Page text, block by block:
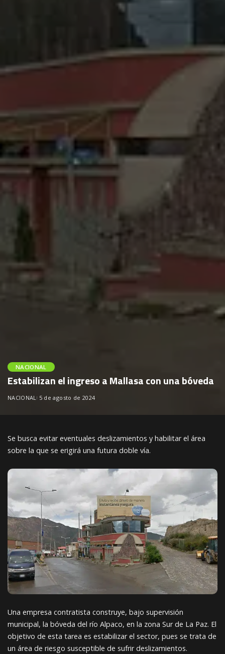
NACIONAL
Estabilizan el ingreso a Mallasa con una bóveda
NACIONAL 5 de agosto de 2024
Se busca evitar eventuales deslizamientos y habilitar el área
sobre la que se erigirá una futura doble vía.
Una empresa contratista construye, bajo supervisión
municipal, la bóveda del río Alpaco, en la zona Sur de La Paz. El
objetivo de esta tarea es estabilizar el sector, pues se trata de
un área de riesgo susceptible de sufrir deslizamientos.